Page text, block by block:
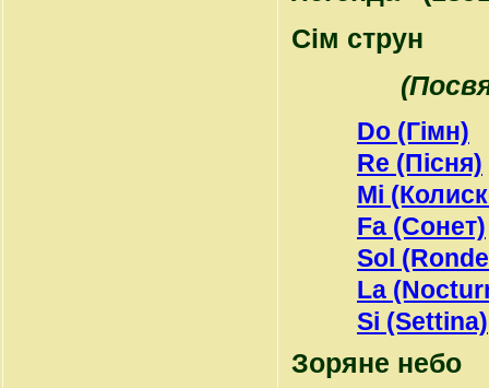
Сім струн
Do (Гімн)
Re (Пісня)
Mi
Fa (Сонет)
Sol
La
Si (Settina)
Зоряне небо